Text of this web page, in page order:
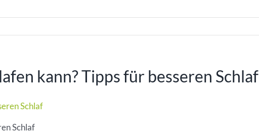
kann? Tipps für besseren Schlaf
Schlaf